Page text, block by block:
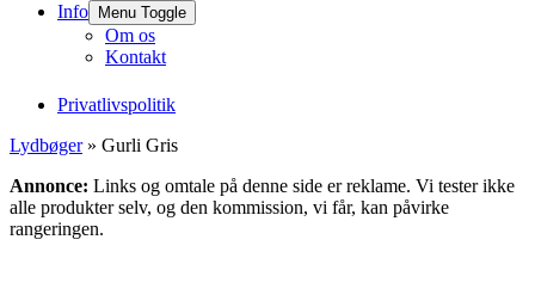
Info
Menu Toggle
Om os
Kontakt
Privatlivspolitik
Lydbøger» Gurli Gris
Annonce: Links og omtale på denne side er reklame. Vi tester ikke
alle produkter selv, og den kommission, vi får, kan påvirke
rangeringen.